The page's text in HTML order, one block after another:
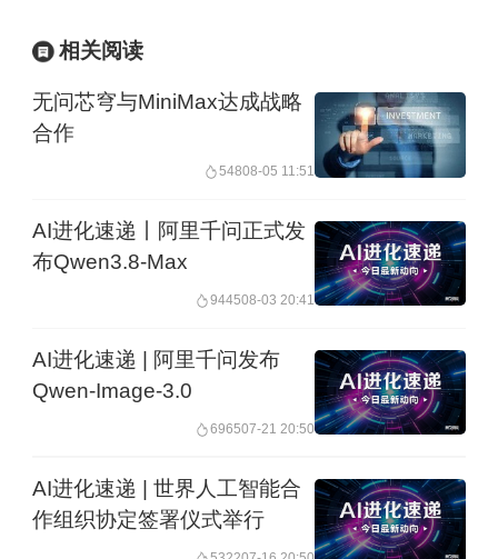
来，像MiniMax、智谱等目前仍处于持续
可能性会越来越多。
制度红利持续释放
6月1日晚间，智谱发布公告称，计划申
请在A股科创板上市，拟募集资金150亿
IPO辅导。
数据显示，智谱2025年总收入为7.24亿
元人民币，净亏损达47.18亿元人民币；
相关阅读
无问芯穹与MiniMax达成战略
合作
54808-05 11:51
AI进化速递丨阿里千问正式发
布Qwen3.8-Max
944508-03 20:41
AI进化速递 | 阿里千问发布
Qwen-Image-3.0
696507-21 20:50
AI进化速递 | 世界人工智能合
作组织协定签署仪式举行